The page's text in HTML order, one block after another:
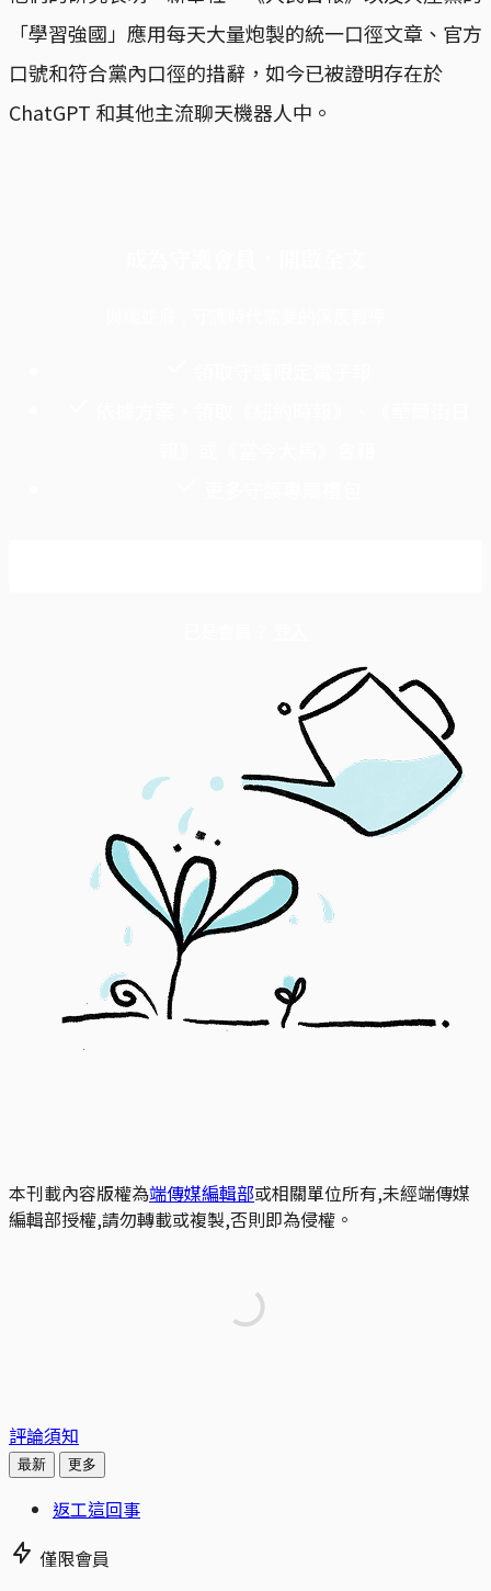
「學習強國」應用每天大量炮製的統一口徑文章、官方
口號和符合黨內口徑的措辭，如今已被證明存在於
ChatGPT 和其他主流聊天機器人中。
本刊載內容版權為端傳媒編輯部或相關單位所有,未經端傳媒
編輯部授權,請勿轉載或複製,否則即為侵權。
評論須知
最新 更多
返工這回事
僅限會員